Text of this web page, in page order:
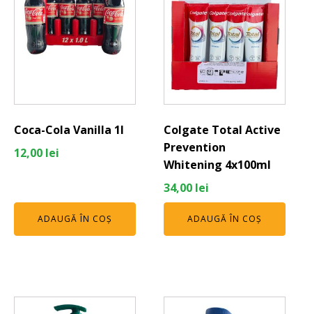
Coca-Cola Vanilla 1l
12,00 lei
ADAUGĂ ÎN COȘ
Colgate Total Active
Prevention
Whitening 4x100ml
34,00 lei
ADAUGĂ ÎN COȘ